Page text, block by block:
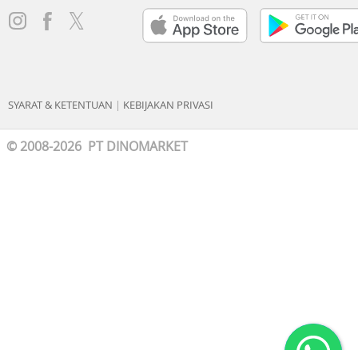
SYARAT & KETENTUAN | KEBIJAKAN PRIVASI
© 2008-2026 PT DINOMARKET